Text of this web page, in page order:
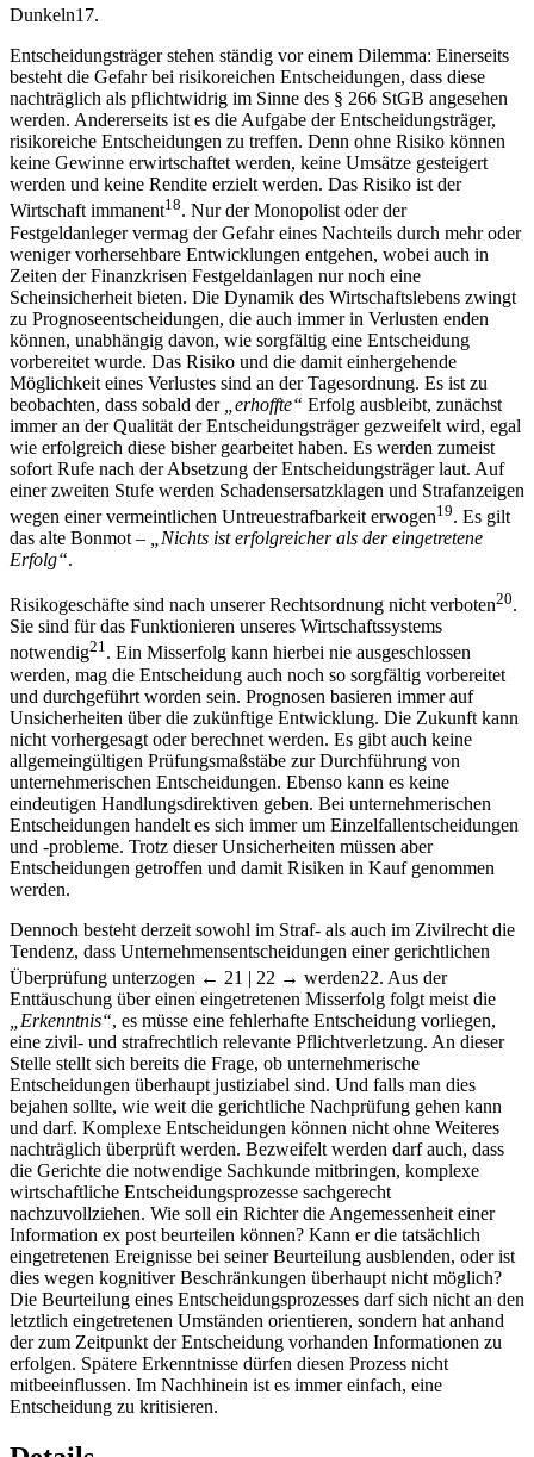
Dunkeln17.
Entscheidungsträger stehen ständig vor einem Dilemma: Einerseits
besteht die Gefahr bei risikoreichen Entscheidungen, dass diese
nachträglich als pflichtwidrig im Sinne des § 266 StGB angesehen
werden. Andererseits ist es die Aufgabe der Entscheidungsträger,
risikoreiche Entscheidungen zu treffen. Denn ohne Risiko können
keine Gewinne erwirtschaftet werden, keine Umsätze gesteigert
werden und keine Rendite erzielt werden. Das Risiko ist der
Wirtschaft immanent18. Nur der Monopolist oder der
Festgeldanleger vermag der Gefahr eines Nachteils durch mehr oder
weniger vorhersehbare Entwicklungen entgehen, wobei auch in
Zeiten der Finanzkrisen Festgeldanlagen nur noch eine
Scheinsicherheit bieten. Die Dynamik des Wirtschaftslebens zwingt
zu Prognoseentscheidungen, die auch immer in Verlusten enden
können, unabhängig davon, wie sorgfältig eine Entscheidung
vorbereitet wurde. Das Risiko und die damit einhergehende
Möglichkeit eines Verlustes sind an der Tagesordnung. Es ist zu
beobachten, dass sobald der
„erhoffte“ Erfolg ausbleibt, zunächst
immer an der Qualität der Entscheidungsträger gezweifelt wird, egal
wie erfolgreich diese bisher gearbeitet haben. Es werden zumeist
sofort Rufe nach der Absetzung der Entscheidungsträger laut. Auf
einer zweiten Stufe werden Schadensersatzklagen und Strafanzeigen
wegen einer vermeintlichen Untreuestrafbarkeit erwogen19. Es gilt
das alte Bonmot –
„Nichts ist erfolgreicher als der eingetretene
Erfolg“.
Risikogeschäfte sind nach unserer Rechtsordnung nicht verboten20.
Sie sind für das Funktionieren unseres Wirtschaftssystems
notwendig21. Ein Misserfolg kann hierbei nie ausgeschlossen
werden, mag die Entscheidung auch noch so sorgfältig vorbereitet
und durchgeführt worden sein. Prognosen basieren immer auf
Unsicherheiten über die zukünftige Entwicklung. Die Zukunft kann
nicht vorhergesagt oder berechnet werden. Es gibt auch keine
allgemeingültigen Prüfungsmaßstäbe zur Durchführung von
unternehmerischen Entscheidungen. Ebenso kann es keine
eindeutigen Handlungsdirektiven geben. Bei unternehmerischen
Entscheidungen handelt es sich immer um Einzelfallentscheidungen
und -probleme. Trotz dieser Unsicherheiten müssen aber
Entscheidungen getroffen und damit Risiken in Kauf genommen
werden.
Dennoch besteht derzeit sowohl im Straf- als auch im Zivilrecht die
Tendenz, dass Unternehmensentscheidungen einer gerichtlichen
Überprüfung unterzogen ← 21 | 22 → werden22. Aus der
Enttäuschung über einen eingetretenen Misserfolg folgt meist die
„Erkenntnis“, es müsse eine fehlerhafte Entscheidung vorliegen,
eine zivil- und strafrechtlich relevante Pflichtverletzung. An dieser
Stelle stellt sich bereits die Frage, ob unternehmerische
Entscheidungen überhaupt justiziabel sind. Und falls man dies
bejahen sollte, wie weit die gerichtliche Nachprüfung gehen kann
und darf. Komplexe Entscheidungen können nicht ohne Weiteres
nachträglich überprüft werden. Bezweifelt werden darf auch, dass
die Gerichte die notwendige Sachkunde mitbringen, komplexe
wirtschaftliche Entscheidungsprozesse sachgerecht
nachzuvollziehen. Wie soll ein Richter die Angemessenheit einer
Information ex post beurteilen können? Kann er die tatsächlich
eingetretenen Ereignisse bei seiner Beurteilung ausblenden, oder ist
dies wegen kognitiver Beschränkungen überhaupt nicht möglich?
Die Beurteilung eines Entscheidungsprozesses darf sich nicht an den
letztlich eingetretenen Umständen orientieren, sondern hat anhand
der zum Zeitpunkt der Entscheidung vorhanden Informationen zu
erfolgen. Spätere Erkenntnisse dürfen diesen Prozess nicht
mitbeeinflussen. Im Nachhinein ist es immer einfach, eine
Entscheidung zu kritisieren.